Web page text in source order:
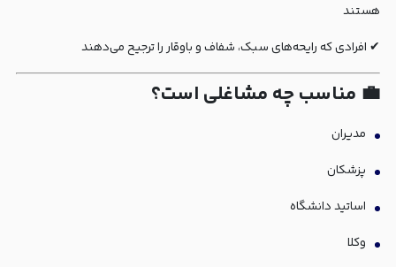
هستند
✔ افرادی که رایحه‌های سبک، شفاف و باوقار را ترجیح می‌دهند
💼 مناسب چه مشاغلی است؟
مدیران
پزشکان
اساتید دانشگاه
وکلا